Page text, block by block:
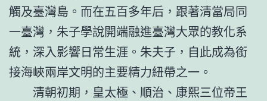
觸及臺灣島。而在五百多年后，跟著清當局同
一臺灣，朱子學說開端融進臺灣大眾的教化系
統，深入影響日常生涯。朱夫子，自此成為銜
接海峽兩岸文明的主要精力紐帶之一。
清朝初期，皇太極、順治、康熙三位帝王